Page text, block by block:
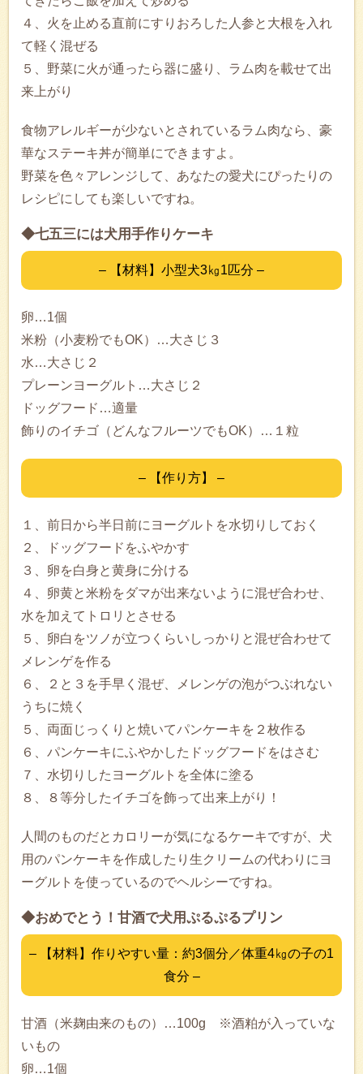
４、火を止める直前にすりおろした人参と大根を入れ
て軽く混ぜる
５、野菜に火が通ったら器に盛り、ラム肉を載せて出
来上がり
食物アレルギーが少ないとされているラム肉なら、豪
華なステーキ丼が簡単にできますよ。
野菜を色々アレンジして、あなたの愛犬にぴったりの
レシピにしても楽しいですね。
◆七五三には犬用手作りケーキ
– 【材料】小型犬3㎏1匹分 –
卵…1個
米粉（小麦粉でもOK）…大さじ３
水…大さじ２
プレーンヨーグルト…大さじ２
ドッグフード…適量
飾りのイチゴ（どんなフルーツでもOK）…１粒
– 【作り方】 –
１、前日から半日前にヨーグルトを水切りしておく
２、ドッグフードをふやかす
３、卵を白身と黄身に分ける
４、卵黄と米粉をダマが出来ないように混ぜ合わせ、
水を加えてトロリとさせる
５、卵白をツノが立つくらいしっかりと混ぜ合わせて
メレンゲを作る
６、２と３を手早く混ぜ、メレンゲの泡がつぶれない
うちに焼く
５、両面じっくりと焼いてパンケーキを２枚作る
６、パンケーキにふやかしたドッグフードをはさむ
７、水切りしたヨーグルトを全体に塗る
８、８等分したイチゴを飾って出来上がり！
人間のものだとカロリーが気になるケーキですが、犬
用のパンケーキを作成したり生クリームの代わりにヨ
ーグルトを使っているのでヘルシーですね。
◆おめでとう！甘酒で犬用ぷるぷるプリン
– 【材料】作りやすい量：約3個分／体重4㎏の子の1
食分 –
甘酒（米麹由来のもの）…100g ※酒粕が入っていな
いもの
卵…1個